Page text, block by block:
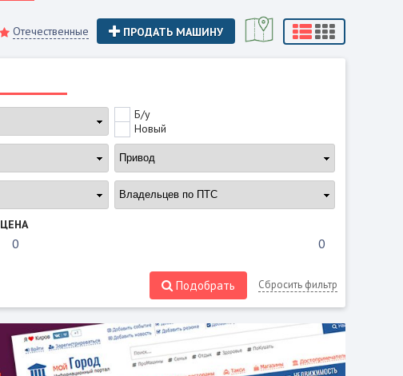
Отечественные ПРОДАТЬ МАШИНУ
Б/у
Новый
ЦЕНА
Подобрать Сбросить фильтр